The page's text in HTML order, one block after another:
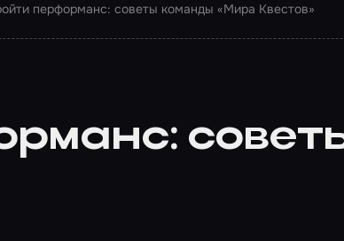
перформанс: советы команды «Мира Квестов»